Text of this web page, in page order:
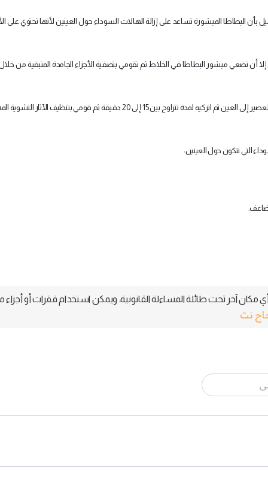
البطاطا المبشورة تساعد على إزالة الهالات السوداء حول العينين لأنها تحتوي على
أن تضعي مبشور البطاطا في الخلاط ثم تقومي بتصفية الأجزاء الجامدة المتبقية من
ثم ضعي العصير والسائل، على الجزء المراد أسفل العين مع تسرب العصير إلى العين ثم اتركيه لمدة تتراوح بين 15 إلى 20 دقيقة ثم قومي
التي تتكون حول العينين:
آخر تحت طائلة المساءلة القانونية، ويمكن استخدام فقرات أو أجزاء
نت